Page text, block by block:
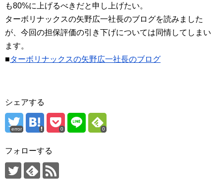
も80%に上げるべきだと申し上げたい。
ターボリナックスの矢野広一社長のブログを読みました
が、今回の担保評価の引き下げについては同情してしまい
ます。
■ターボリナックスの矢野広一社長のブログ
シェアする
error 0 0
フォローする